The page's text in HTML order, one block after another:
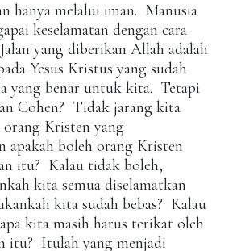
hanya melalui iman. Manusia
keselamatan dengan cara
yang diberikan Allah adalah
Yesus Kristus yang sudah
yang benar untuk kita. Tetapi
Cohen? Tidak jarang kita
Kristen yang
apakah boleh orang Kristen
itu? Kalau tidak boleh,
kita semua diselamatkan
kita sudah bebas? Kalau
kita masih harus terikat oleh
itu? Itulah yang menjadi